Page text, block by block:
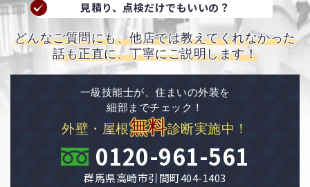
見積り、点検だけでもいいの？
どんなご質問にも、他店では教えてくれなかった
話も正直に、丁寧にご説明します！
一級技能士が、住まいの外装を
細部までチェック！
外壁・屋根無料診断実施中！
0120-961-561
群馬県高崎市引間町404-1403